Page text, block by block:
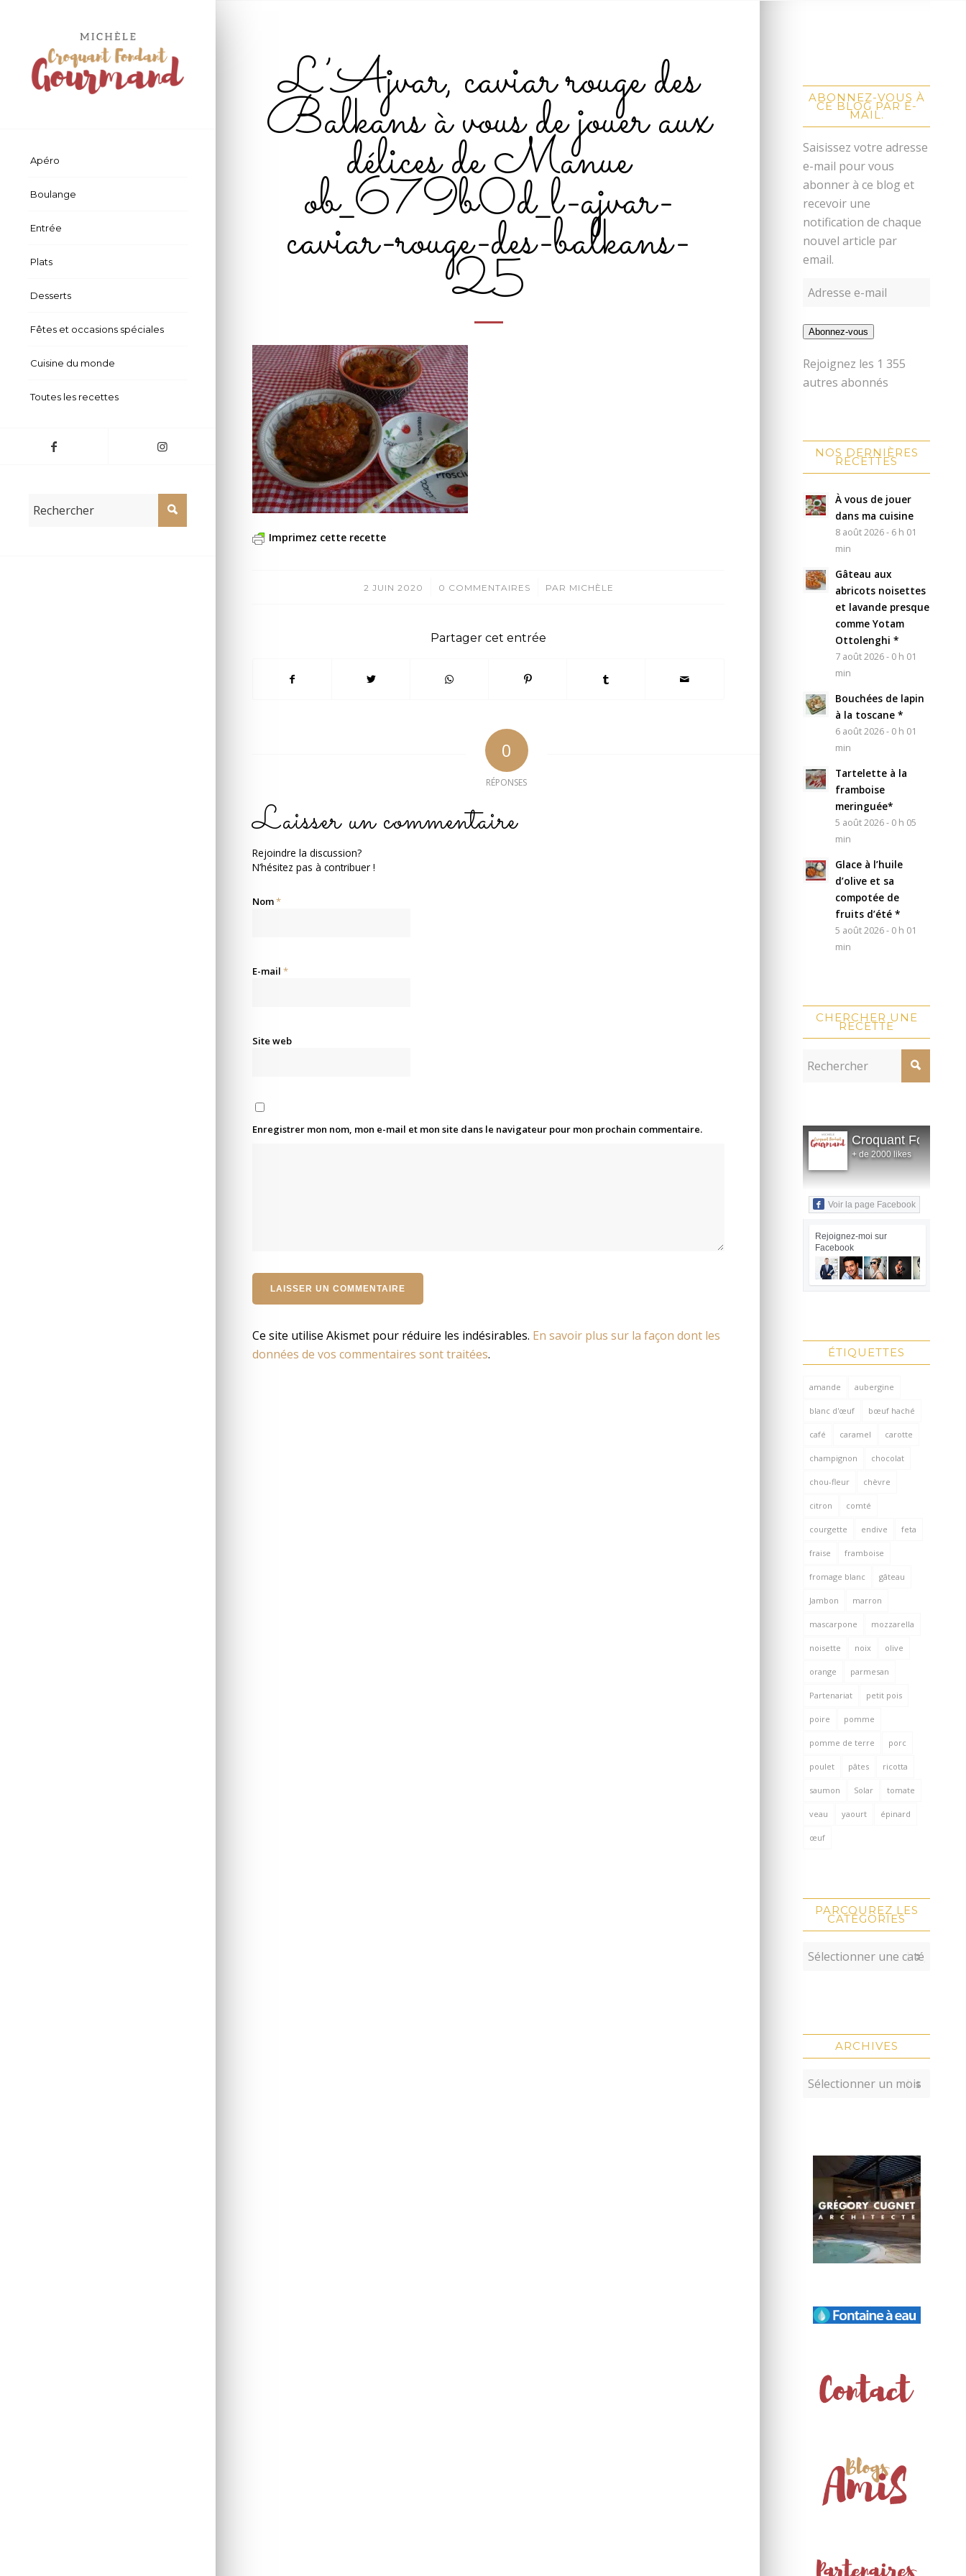
Apéro
Boulange
Entrée
Plats
Desserts
Fêtes et occasions spéciales
Cuisine du monde
Toutes les recettes
L’Ajvar, caviar rouge des
Balkans à vous de jouer aux
délices de Manue
ob_679b0d_l-ajvar-
caviar-rouge-des-balkans-
25
Imprimez cette recette
2 JUIN 2020
/ 0 COMMENTAIRES
/ PAR MICHÈLE
Partager cet entrée
0
RÉPONSES
Laisser un commentaire
Rejoindre la discussion?
N’hésitez pas à contribuer !
Nom*
E-mail *
Site web
Enregistrer mon nom, mon e-mail et mon site dans le navigateur pour mon prochain commentaire.
Ce site utilise Akismet pour réduire les indésirables. En savoir plus sur la façon dont les
données de vos commentaires sont traitées.
ABONNEZ-VOUS À
CE BLOG PAR E-
MAIL.
Saisissez votre adresse
e-mail pour vous
abonner à ce blog et
recevoir une
notification de chaque
nouvel article par
email.
Abonnez-vous
Rejoignez les 1 355
autres abonnés
NOS DERNIÈRES
RECETTES
À vous de jouer
dans ma cuisine
8 août 2026 - 6 h 01
min
Gâteau aux
abricots noisettes
et lavande presque
comme Yotam
Ottolenghi *
7 août 2026 - 0 h 01
min
Bouchées de lapin
à la toscane *
6 août 2026 - 0 h 01
min
Tartelette à la
framboise
meringuée*
5 août 2026 - 0 h 05
min
Glace à l’huile
d’olive et sa
compotée de
fruits d’été *
5 août 2026 - 0 h 01
min
CHERCHER UNE
RECETTE
Croquant Fondant
+ de 2000 likes
Voir la page Facebook
Rejoignez-moi sur
Facebook
ÉTIQUETTES
amande aubergine
blanc d'œuf bœuf haché
café caramel carotte
champignon chocolat
chou-fleur chèvre
citron comté
courgette endive feta
fraise framboise
fromage blanc gâteau
Jambon marron
mascarpone mozzarella
noisette noix olive
orange parmesan
Partenariat petit pois
poire pomme
pomme de terre porc
poulet pâtes ricotta
saumon Solar tomate
veau yaourt épinard
œuf
PARCOUREZ LES
CATÉGORIES
ARCHIVES